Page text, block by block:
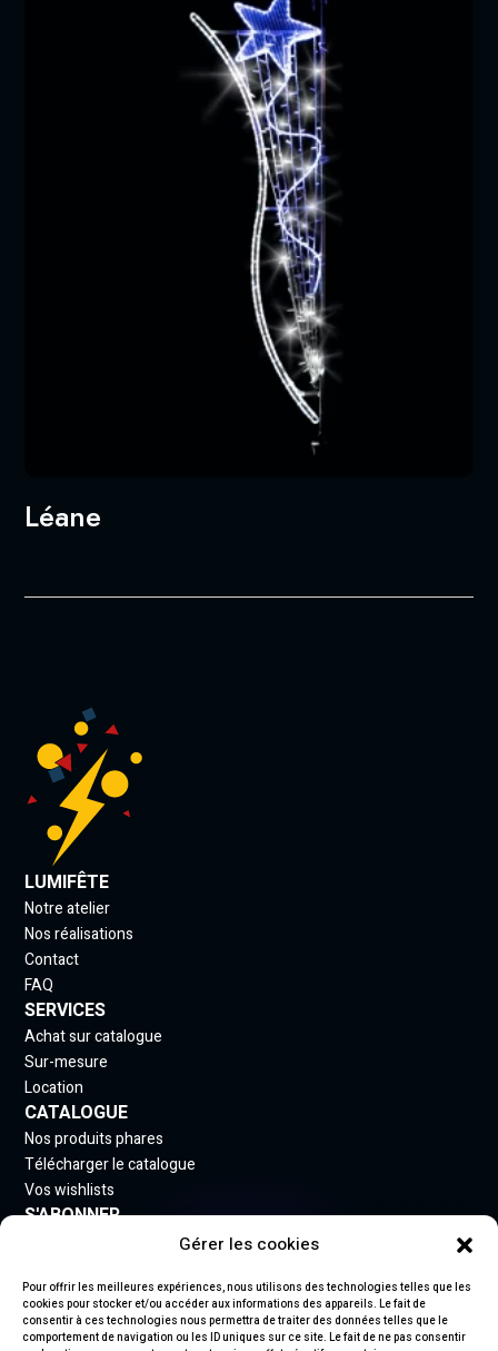
Gérer les cookies
Pour offrir les meilleures expériences, nous utilisons des technologies telles que les
cookies pour stocker et/ou accéder aux informations des appareils. Le fait de
consentir à ces technologies nous permettra de traiter des données telles que le
comportement de navigation ou les ID uniques sur ce site. Le fait de ne pas consentir
Léane
LUMIFÊTE
Notre atelier
Nos réalisations
Contact
FAQ
SERVICES
Achat sur catalogue
Sur-mesure
Location
CATALOGUE
Nos produits phares
Télécharger le catalogue
Vos wishlists
S'ABONNER
Inscrivez-vous à notre newsletter pour rester informé
des nouveautés.